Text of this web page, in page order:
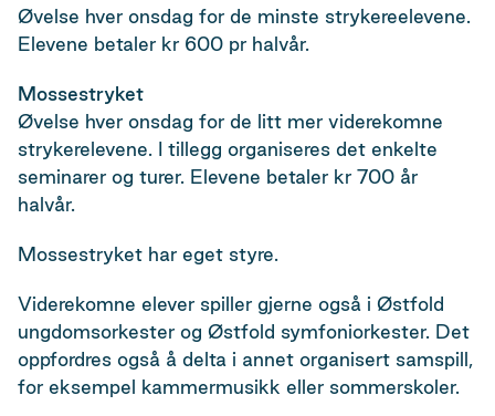
Øvelse hver onsdag for de minste strykereelevene.
Elevene betaler kr 600 pr halvår.
Mossestryket
Øvelse hver onsdag for de litt mer viderekomne
strykerelevene. I tillegg organiseres det enkelte
seminarer og turer. Elevene betaler kr 700 år
halvår.
Mossestryket har eget styre.
Viderekomne elever spiller gjerne også i Østfold
ungdomsorkester og Østfold symfoniorkester. Det
oppfordres også å delta i annet organisert samspill,
for eksempel kammermusikk eller sommerskoler.